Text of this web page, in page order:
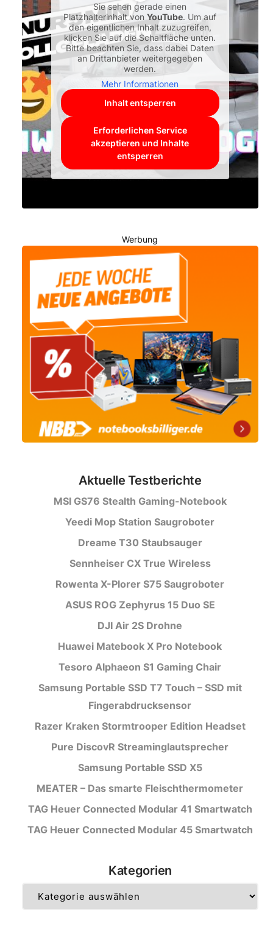
Sie sehen gerade einen
Platzhalterinhalt vonYouTube. Um auf
den eigentlichen Inhalt zuzugreifen,
klicken Sie auf die Schaltfläche unten.
Bitte beachten Sie, dass dabei Daten
an Drittanbieter weitergegeben
werden.
Mehr Informationen
Inhalt entsperren
Erforderlichen Service
akzeptieren und Inhalte
entsperren
Werbung
Aktuelle Testberichte
MSI GS76 Stealth Gaming-Notebook
Yeedi Mop Station Saugroboter
Dreame T30 Staubsauger
Sennheiser CX True Wireless
Rowenta X-Plorer S75 Saugroboter
ASUS ROG Zephyrus 15 Duo SE
DJI Air 2S Drohne
Huawei Matebook X Pro Notebook
Tesoro Alphaeon S1 Gaming Chair
Samsung Portable SSD T7 Touch – SSD mit
Fingerabdrucksensor
Razer Kraken Stormtrooper Edition Headset
Pure DiscovR Streaminglautsprecher
Samsung Portable SSD X5
MEATER – Das smarte Fleischthermometer
TAG Heuer Connected Modular 41 Smartwatch
TAG Heuer Connected Modular 45 Smartwatch
Kategorien